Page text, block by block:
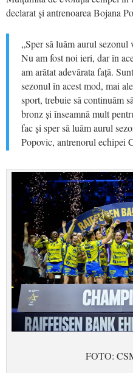
declarat și antrenoarea Bojana
„Sper să luăm aurul
Nu am fost noi ieri, dar în
am arătat adevărata față.
sezonul în acest mod, mai
sport, trebuie să continuăm
bronz și înseamnă mult
fac și sper să luăm aurul
Popovic, antrenorul echipei
FOTO: